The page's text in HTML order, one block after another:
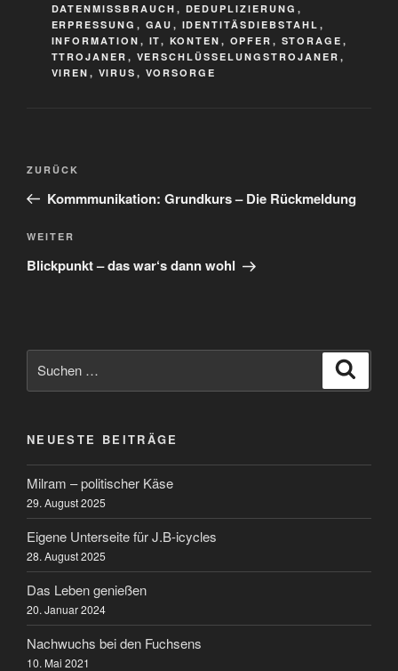
DATENMISSBRAUCH , DEDUPLIZIERUNG ,
ERPRESSUNG , GAU , IDENTITÄSDIEBSTAHL ,
INFORMATION , IT, KONTEN , OPFER , STORAGE ,
TTROJANER , VERSCHLÜSSELUNGSTROJANER ,
VIREN , VIRUS , VORSORGE
Beitragsnavigation
Vorheriger
Beitrag
ZURÜCK
Kommmunikation: Grundkurs – Die Rückmeldung
Nächster
Beitrag
WEITER
Blickpunkt – das war‘s dann wohl
nach:
NEUESTE BEITRÄGE
Milram – politischer Käse
29. August 2025
Eigene Unterseite für J.B-icycles
28. August 2025
Das Leben genießen
20. Januar 2024
Nachwuchs bei den Fuchsens
10. Mai 2021